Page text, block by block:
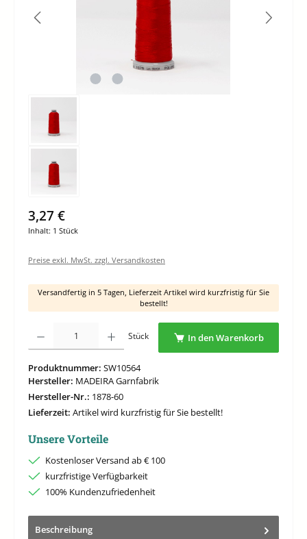
3,27 €
Inhalt: 1 Stück
Preise exkl. MwSt. zzgl. Versandkosten
Versandfertig in 5 Tagen, Lieferzeit Artikel wird kurzfristig für Sie
bestellt!
Produkt Anzahl: Gib den gewünschten Wert ein oder benutze die Schaltflächen um
Stück In den Warenkorb
Produktnummer: SW10564
Hersteller: MADEIRA Garnfabrik
Hersteller-Nr.: 1878-60
Lieferzeit: Artikel wird kurzfristig für Sie bestellt!
Unsere Vorteile
Kostenloser Versand ab € 100
kurzfristige Verfügbarkeit
100% Kundenzufriedenheit
Beschreibung